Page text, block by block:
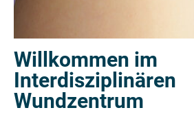
Willkommen im
Interdisziplinären
Wundzentrum